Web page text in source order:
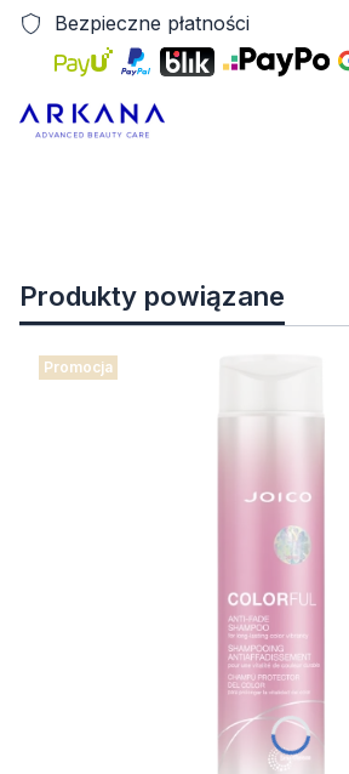
Bezpieczne płatności
Produkty powiązane
Promocja